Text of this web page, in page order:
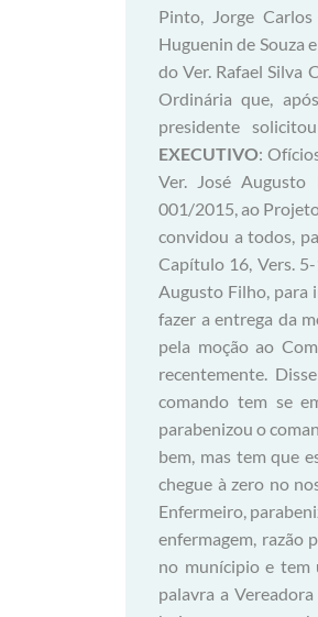
Pinto, Jorge
Huguenin de Souza
do Ver. Rafael Silva
Ordinária que,
presidente
EXECUTIVO:
Ver. José Augusto
001/2015, ao
convidou a todos,
Capítulo 16, Vers.
Augusto Filho, para
fazer a entrega da
pela moção ao
recentemente.
comando tem se
parabenizou o
bem, mas tem que
chegue à zero no
Enfermeiro,
enfermagem, razão
no munícipio e tem
palavra a